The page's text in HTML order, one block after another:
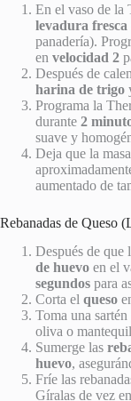
En el vaso de la
levadura fresca
panadería).
en velocidad 2
Después de
harina de trigo
Programa la
durante 2
suave y
Deja que la
aumentado de
Rebanadas de Queso
Después de que
de huevo en el
segundos para
Corta el queso
Toma una
oliva o
Sumerge las
huevo,
Fríe las
Gíralas de vez